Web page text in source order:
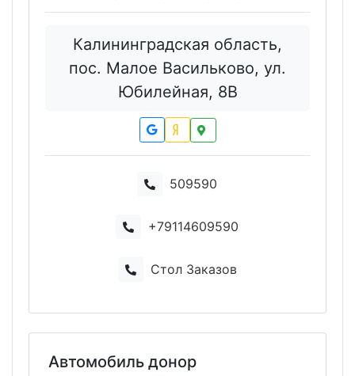
Калининградская область,
пос. Малое Васильково, ул.
Юбилейная, 8В
509590
+79114609590
Стол Заказов
Автомобиль донор